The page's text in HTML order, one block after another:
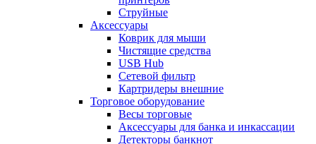
Струйные
Аксессуары
Коврик для мыши
Чистящие средства
USB Hub
Сетевой фильтр
Картридеры внешние
Торговое оборудование
Весы торговые
Аксессуары для банка и инкассации
Детекторы банкнот